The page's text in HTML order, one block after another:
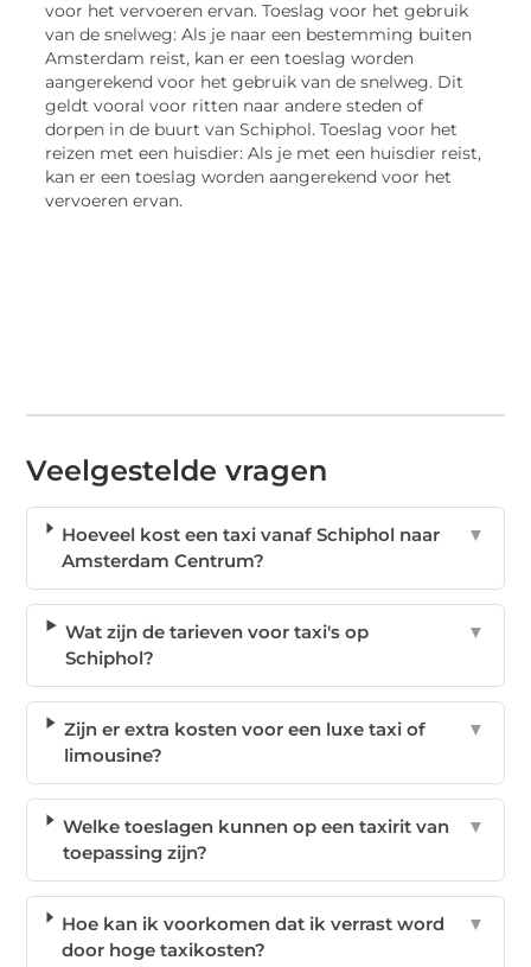
voor het vervoeren ervan. Toeslag voor het gebruik
van de snelweg: Als je naar een bestemming buiten
Amsterdam reist, kan er een toeslag worden
aangerekend voor het gebruik van de snelweg. Dit
geldt vooral voor ritten naar andere steden of
dorpen in de buurt van Schiphol. Toeslag voor het
reizen met een huisdier: Als je met een huisdier reist,
kan er een toeslag worden aangerekend voor het
vervoeren ervan.
Veelgestelde vragen
Hoeveel kost een taxi vanaf Schiphol naar
Amsterdam Centrum?
▼
Wat zijn de tarieven voor taxi's op
Schiphol?
▼
Zijn er extra kosten voor een luxe taxi of
limousine?
▼
Welke toeslagen kunnen op een taxirit van
toepassing zijn?
▼
Hoe kan ik voorkomen dat ik verrast word
door hoge taxikosten?
▼